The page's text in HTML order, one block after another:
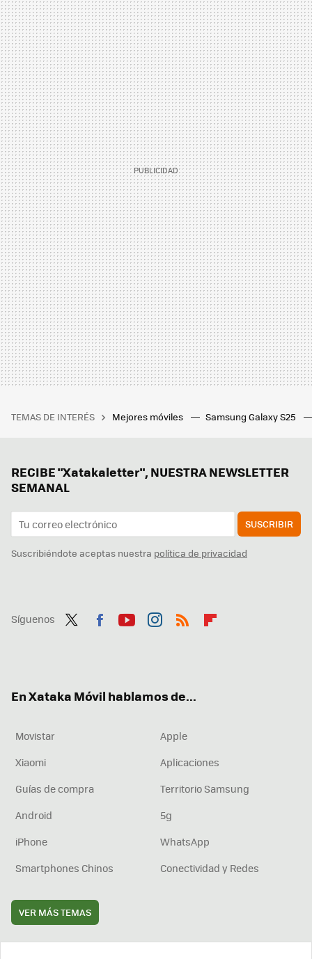
TEMAS DE INTERÉS Mejores móviles Samsung Galaxy S25
RECIBE "Xatakaletter", NUESTRA NEWSLETTER
SEMANAL
SUSCRIBIR
Suscribiéndote aceptas nuestra política de privacidad
Síguenos
En Xataka Móvil hablamos de...
Movistar
Apple
Xiaomi
Aplicaciones
Guías de compra
Territorio Samsung
Android
5g
iPhone
WhatsApp
Smartphones Chinos
Conectividad y Redes
VER MÁS TEMAS